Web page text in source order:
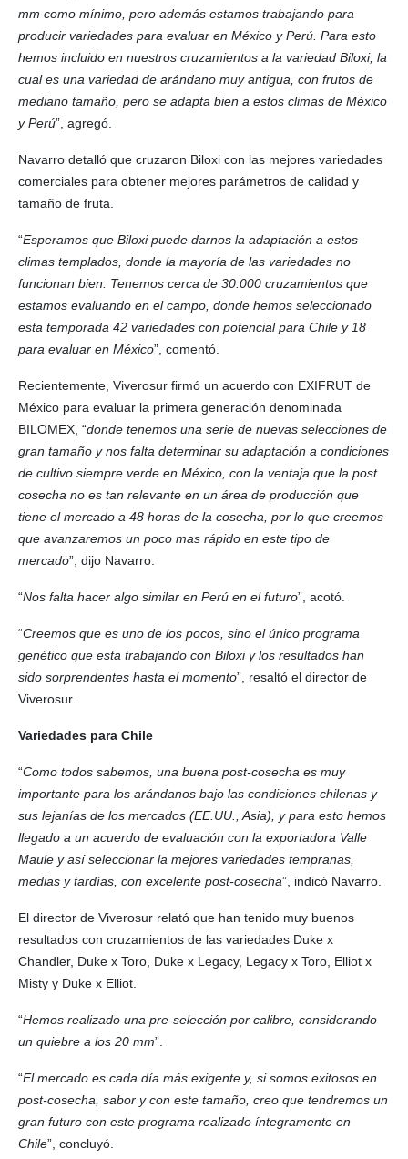
mm como mínimo, pero además estamos trabajando para
producir variedades para evaluar en México y Perú. Para esto
hemos incluido en nuestros cruzamientos a la variedad Biloxi, la
cual es una variedad de arándano muy antigua, con frutos de
mediano tamaño, pero se adapta bien a estos climas de México
y Perú”, agregó.
Navarro detalló que cruzaron Biloxi con las mejores variedades
comerciales para obtener mejores parámetros de calidad y
tamaño de fruta.
“Esperamos que Biloxi puede darnos la adaptación a estos
climas templados, donde la mayoría de las variedades no
funcionan bien. Tenemos cerca de 30.000 cruzamientos que
estamos evaluando en el campo, donde hemos seleccionado
esta temporada 42 variedades con potencial para Chile y 18
para evaluar en México”, comentó.
Recientemente, Viverosur firmó un acuerdo con EXIFRUT de
México para evaluar la primera generación denominada
BILOMEX, “donde tenemos una serie de nuevas selecciones de
gran tamaño y nos falta determinar su adaptación a condiciones
de cultivo siempre verde en México, con la ventaja que la post
cosecha no es tan relevante en un área de producción que
tiene el mercado a 48 horas de la cosecha, por lo que creemos
que avanzaremos un poco mas rápido en este tipo de
mercado”, dijo Navarro.
“Nos falta hacer algo similar en Perú en el futuro”, acotó.
“Creemos que es uno de los pocos, sino el único programa
genético que esta trabajando con Biloxi y los resultados han
sido sorprendentes hasta el momento”, resaltó el director de
Viverosur.
Variedades para Chile
“Como todos sabemos, una buena post-cosecha es muy
importante para los arándanos bajo las condiciones chilenas y
sus lejanías de los mercados (EE.UU., Asia), y para esto hemos
llegado a un acuerdo de evaluación con la exportadora Valle
Maule y así seleccionar la mejores variedades tempranas,
medias y tardías, con excelente post-cosecha”, indicó Navarro.
El director de Viverosur relató que han tenido muy buenos
resultados con cruzamientos de las variedades Duke x
Chandler, Duke x Toro, Duke x Legacy, Legacy x Toro, Elliot x
Misty y Duke x Elliot.
“Hemos realizado una pre-selección por calibre, considerando
un quiebre a los 20 mm”.
“El mercado es cada día más exigente y, si somos exitosos en
post-cosecha, sabor y con este tamaño, creo que tendremos un
gran futuro con este programa realizado íntegramente en
Chile”, concluyó.